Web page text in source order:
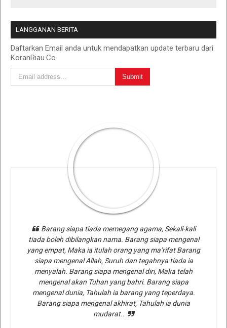
LANGGANAN BERITA
Daftarkan Email anda untuk mendapatkan update terbaru dari
KoranRiau.Co
Barang siapa tiada memegang agama, Sekali-kali
tiada boleh dibilangkan nama. Barang siapa mengenal
yang empat, Maka ia itulah orang yang ma’rifat Barang
siapa mengenal Allah, Suruh dan tegahnya tiada ia
menyalah. Barang siapa mengenal diri, Maka telah
mengenal akan Tuhan yang bahri. Barang siapa
mengenal dunia, Tahulah ia barang yang teperdaya.
Barang siapa mengenal akhirat, Tahulah ia dunia
mudarat..